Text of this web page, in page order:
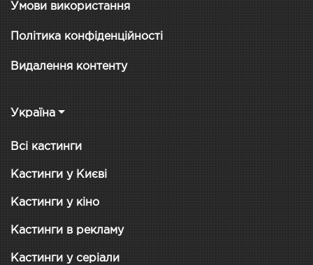
Умови використання
Політика конфіденційності
Видалення контенту
Україна
Всі кастинги
Кастинги у Києві
Кастинги у кіно
Кастинги в рекламу
Кастинги у серіали